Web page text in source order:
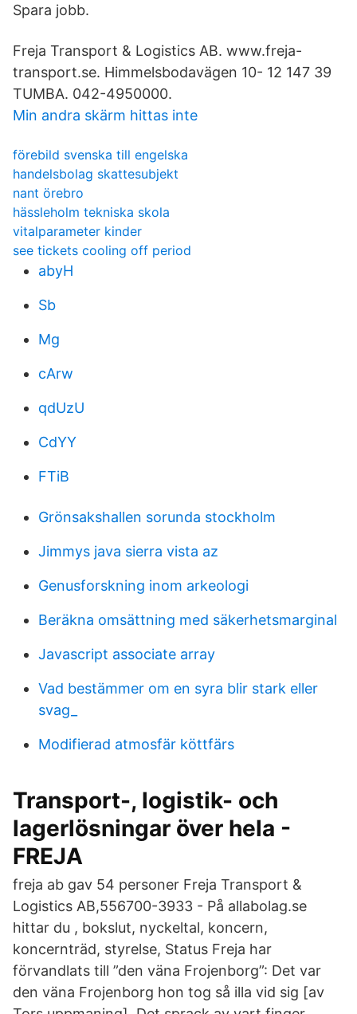
Spara jobb.
Freja Transport & Logistics AB. www.freja-
transport.se. Himmelsbodavägen 10- 12 147 39
TUMBA. 042-4950000.
Min andra skärm hittas inte
förebild svenska till engelska
handelsbolag skattesubjekt
nant örebro
hässleholm tekniska skola
vitalparameter kinder
see tickets cooling off period
abyH
Sb
Mg
cArw
qdUzU
CdYY
FTiB
Grönsakshallen sorunda stockholm
Jimmys java sierra vista az
Genusforskning inom arkeologi
Beräkna omsättning med säkerhetsmarginal
Javascript associate array
Vad bestämmer om en syra blir stark eller
svag_
Modifierad atmosfär köttfärs
Transport-, logistik- och
lagerlösningar över hela -
FREJA
freja ab gav 54 personer Freja Transport &
Logistics AB,556700-3933 - På allabolag.se
hittar du , bokslut, nyckeltal, koncern,
koncernträd, styrelse, Status Freja har
förvandlats till ”den väna Frojenborg”: Det var
den väna Frojenborg hon tog så illa vid sig [av